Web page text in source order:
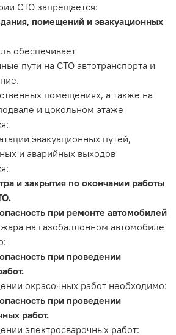
СТО запрещается:
помещений и эвакуационных
обеспечивает
пути на СТО автотранспорта и
помещениях, а также на
и цокольном этаже
эвакуационных путей,
и аварийных выходов
и закрытия по окончании работы
при ремонте автомобилей
на газобаллонном автомобиле
при проведении
окрасочных работ необходимо:
при проведении
работ.
электросварочных работ: